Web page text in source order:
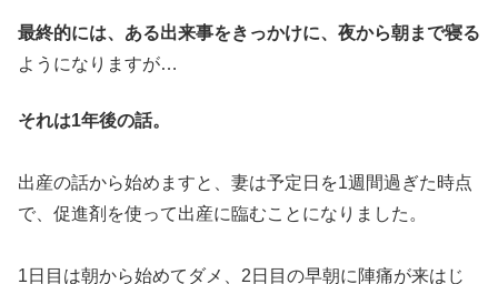
最終的には、ある出来事をきっかけに、夜から朝まで寝る
ようになりますが…
それは1年後の話。
出産の話から始めますと、妻は予定日を1週間過ぎた時点
で、促進剤を使って出産に臨むことになりました。
1日目は朝から始めてダメ、2日目の早朝に陣痛が来はじ